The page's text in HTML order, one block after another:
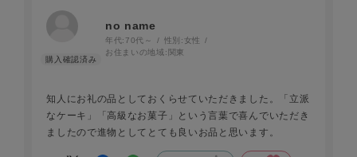
no name
年代: 70代～ 性別:女性
お住まいの地域: 関東
知人にお礼の品としておくらせていただきました。「立派
なケーキ」「高級なお菓子」という言葉で喜んでいただき
ましたので進物としてとても良いお品と思います。